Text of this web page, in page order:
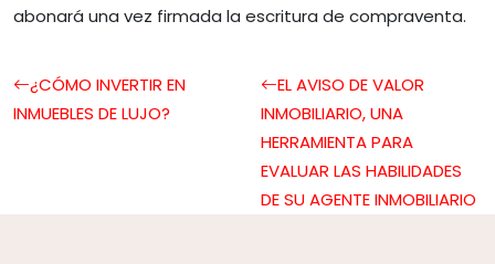
abonará una vez firmada la escritura de compraventa.
¿CÓMO INVERTIR EN
INMUEBLES DE LUJO?
EL AVISO DE VALOR
INMOBILIARIO, UNA
HERRAMIENTA PARA
EVALUAR LAS HABILIDADES
DE SU AGENTE INMOBILIARIO